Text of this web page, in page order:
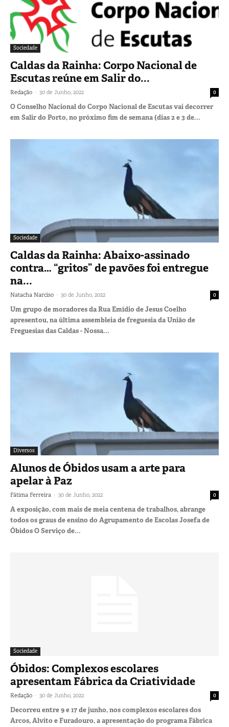
Sociedade
Caldas da Rainha: Corpo Nacional de
Escutas reúne em Salir do...
Redação - 30 de Junho, 2022 0
O Conselho Nacional do Corpo Nacional de Escutas vai decorrer
em Salir do Porto, no próximo fim de semana (dias 2 e 3 de...
Sociedade
Caldas da Rainha: Abaixo-assinado
contra… “gritos” de pavões foi entregue
na...
Natacha Narciso - 30 de Junho, 2022 0
Um grupo de moradores da Rua Emídio de Jesus Coelho
apresentou, na última assembleia de freguesia da União de
Freguesias das Caldas - Nossa...
Diversos
Alunos de Óbidos usam a arte para
apelar à Paz
Fátima Ferreira - 30 de Junho, 2022 0
A exposição, com mais de meia centena de trabalhos, abrange
todos os graus de ensino do Agrupamento de Escolas Josefa de
Óbidos O Serviço de...
Sociedade
Óbidos: Complexos escolares
apresentam Fábrica da Criatividade
Redação - 30 de Junho, 2022 0
Decorreu entre 9 e 17 de junho, nos complexos escolares dos
Arcos, Alvito e Furadouro, a apresentação do programa Fábrica